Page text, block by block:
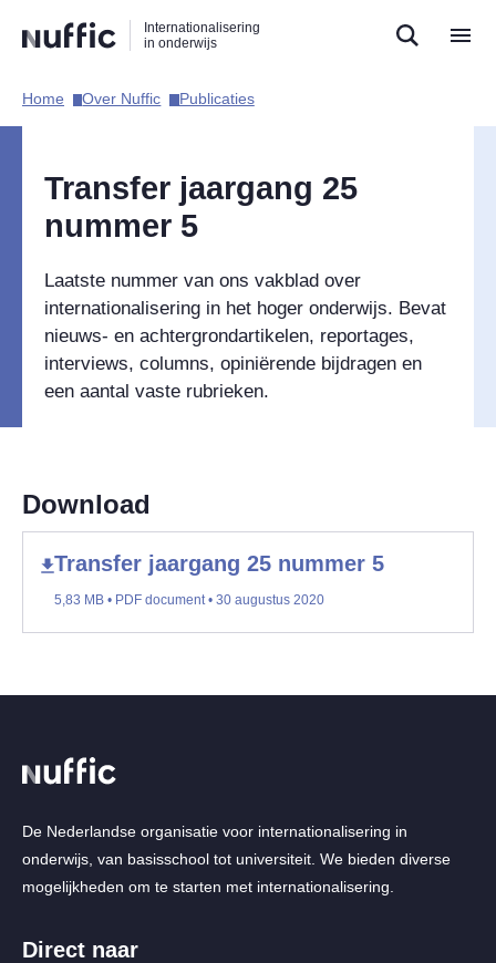
naar
zoekfunctie
naar
hoofdnavigatie
naar
inhoud
Internationalisering
in onderwijs
Hoofdnavigatie
Home​ Over Nuffic​ Publicaties​
Transfer jaargang 25
nummer 5
Laatste nummer van ons vakblad over
internationalisering in het hoger onderwijs. Bevat
nieuws- en achtergrondartikelen, reportages,
interviews, columns, opiniërende bijdragen en
een aantal vaste rubrieken.
Download
Transfer jaargang 25 nummer 5
5,83 MB • PDF document • 30 augustus 2020
De Nederlandse organisatie voor internationalisering in
onderwijs, van basisschool tot universiteit. We bieden diverse
mogelijkheden om te starten met internationalisering.
Direct naar